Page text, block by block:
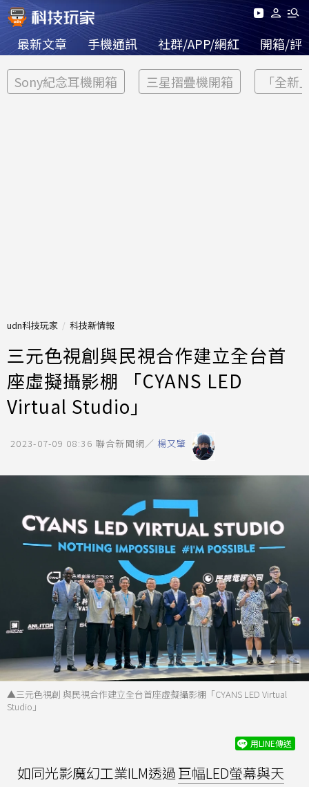
最新文章 手機通訊 社群/APP/網紅 開箱/評
Sony紀念耳機開箱 三星摺疊機開箱 「全新
udn科技玩家 科技新情報
三元色視創與民視合作建立全台首
座虛擬攝影棚 「CYANS LED
Virtual Studio」
2023-07-09 08:36 聯合新聞網／ 楊又肇
▲三元色視創 與民視合作建立全台首座虛擬攝影棚「CYANS LED Virtual
Studio」
用LINE傳送
如同光影魔幻工業ILM透過巨幅LED螢幕與天